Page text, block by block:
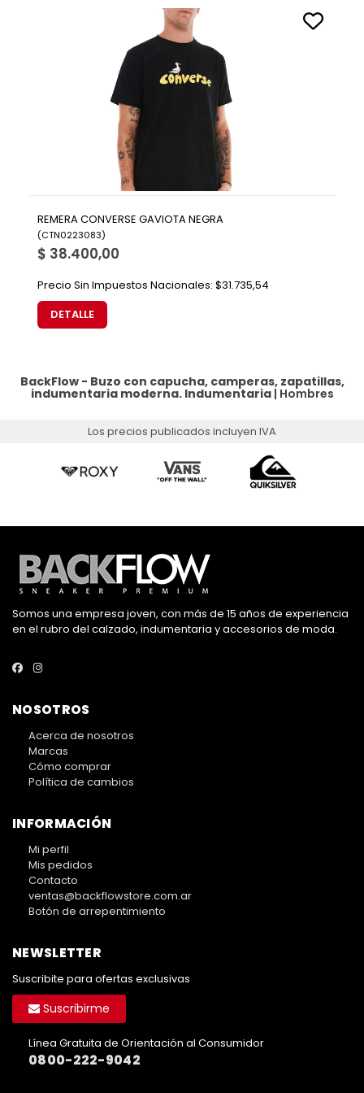
REMERA CONVERSE GAVIOTA NEGRA
(CTN0223083)
$ 38.400,00
Precio Sin Impuestos Nacionales: $31.735,54
DETALLE
BackFlow - Buzo con capucha, camperas, zapatillas,
indumentaria moderna. Indumentaria| Hombres
Los precios publicados incluyen IVA
Somos una empresa joven, con más de 15 años de experiencia
en el rubro del calzado, indumentaria y accesorios de moda.
NOSOTROS
Acerca de nosotros
Marcas
Cómo comprar
Política de cambios
INFORMACIÓN
Mi perfil
Mis pedidos
Contacto
ventas@backflowstore.com.ar
Botón de arrepentimiento
NEWSLETTER
Suscribite para ofertas exclusivas
Suscribirme
Línea Gratuita de Orientación al Consumidor
0800-222-9042